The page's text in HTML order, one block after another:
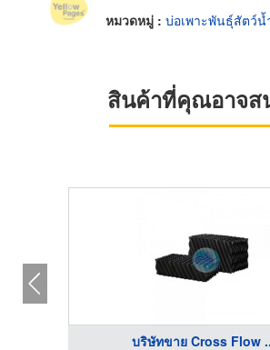
หมวดหมู่ : บ่อเพาะพันธุ์สัตว์น้
สินค้าที่คุณอาจส
บริษัทขาย Cross Flow